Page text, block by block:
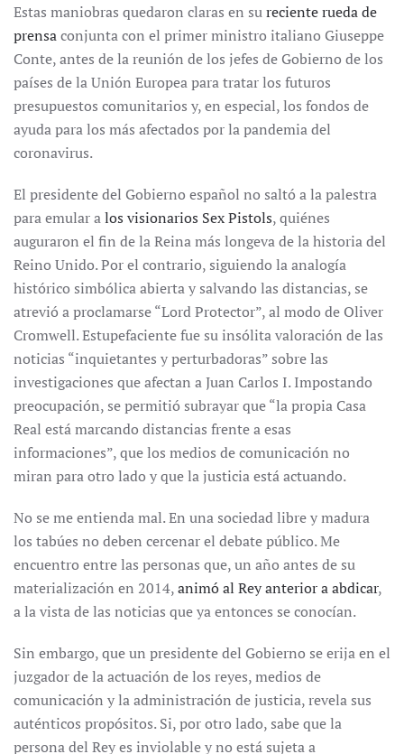
Estas maniobras quedaron claras en sureciente rueda de
prensaconjunta con el primer ministro italiano Giuseppe
Conte, antes de la reunión de los jefes de Gobierno de los
países de la Unión Europea para tratar los futuros
presupuestos comunitarios y, en especial, los fondos de
ayuda para los más afectados por la pandemia del
coronavirus.
El presidente del Gobierno español no saltó a la palestra
para emular alos visionarios Sex Pistols, quiénes
auguraron el fin de la Reina más longeva de la historia del
Reino Unido. Por el contrario, siguiendo la analogía
histórico simbólica abierta y salvando las distancias, se
atrevió a proclamarse “Lord Protector”, al modo de Oliver
Cromwell. Estupefaciente fue su insólita valoración de las
noticias “inquietantes y perturbadoras” sobre las
investigaciones que afectan a Juan Carlos I. Impostando
preocupación, se permitió subrayar que “la propia Casa
Real está marcando distancias frente a esas
informaciones”, que los medios de comunicación no
miran para otro lado y que la justicia está actuando.
No se me entienda mal. En una sociedad libre y madura
los tabúes no deben cercenar el debate público. Me
encuentro entre las personas que, un año antes de su
materialización en 2014,animó al Rey anterior a abdicar,
a la vista de las noticias que ya entonces se conocían.
Sin embargo, que un presidente del Gobierno se erija en el
juzgador de la actuación de los reyes, medios de
comunicación y la administración de justicia, revela sus
auténticos propósitos. Si, por otro lado, sabe que la
persona del Rey es inviolable y no está sujeta a